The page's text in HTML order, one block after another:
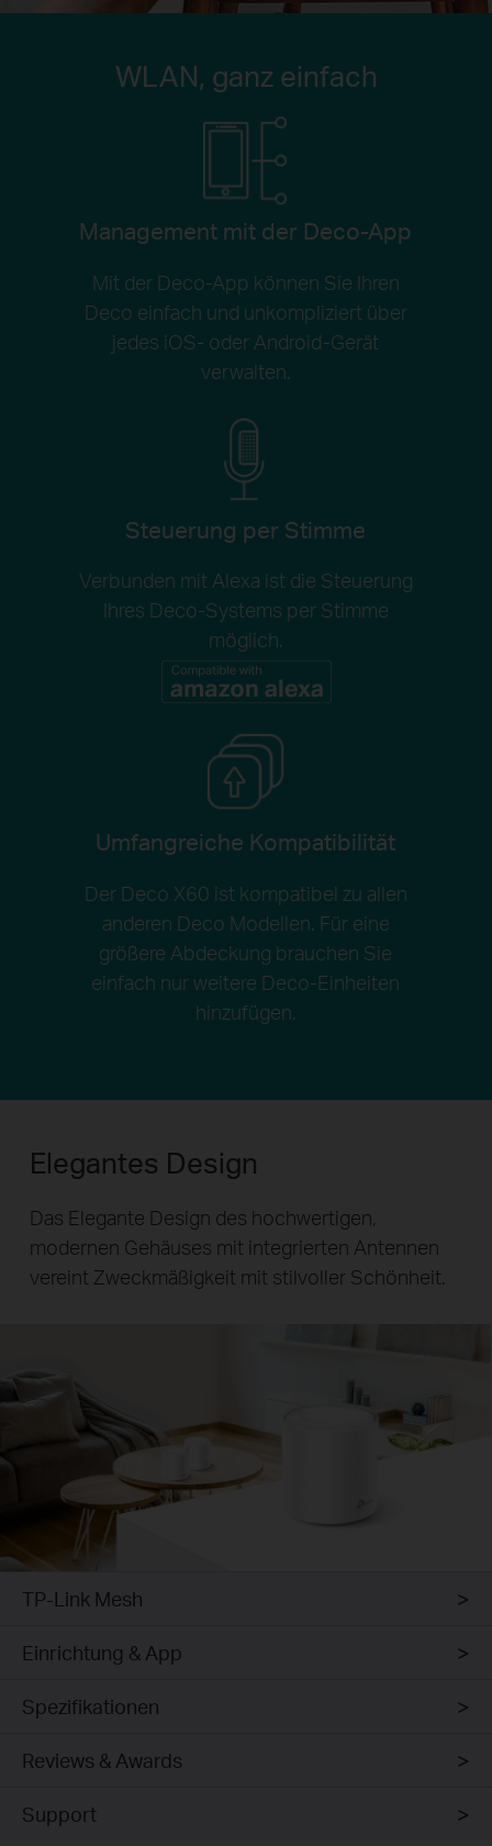
WLAN, ganz einfach
Management mit der Deco-App
Mit der Deco-App können Sie Ihren
Deco einfach und unkompliziert über
jedes iOS- oder Android-Gerät
verwalten.
Steuerung per Stimme
Verbunden mit Alexa ist die Steuerung
Ihres Deco-Systems per Stimme
möglich.
Umfangreiche Kompatibilität
Der Deco X60 ist kompatibel zu allen
anderen Deco Modellen. Für eine
größere Abdeckung brauchen Sie
einfach nur weitere Deco-Einheiten
hinzufügen.
Elegantes Design
Das Elegante Design des hochwertigen,
modernen Gehäuses mit integrierten Antennen
vereint Zweckmäßigkeit mit stilvoller Schönheit.
TP-Link Mesh
Einrichtung & App
Spezifikationen
Reviews & Awards
Support